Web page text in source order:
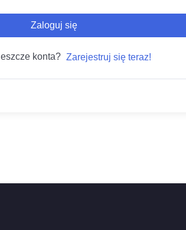
Zaloguj się
konta? Zarejestruj się teraz!